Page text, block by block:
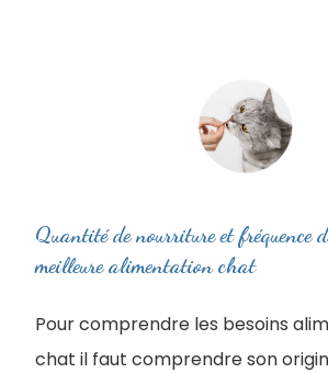
Quantité de nourriture et fréquence
meilleure alimentation chat
Pour comprendre les besoins
chat il faut comprendre son